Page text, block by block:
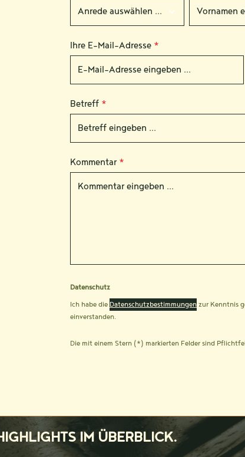
Ihre E-Mail-Adresse *
Betreff *
Kommentar *
Datenschutz
Ich habe die Datenschutzbestimmungen zur Kenntnis
einverstanden.
Die mit einem Stern (*) markierten Felder sind
IM ÜBERBLICK.